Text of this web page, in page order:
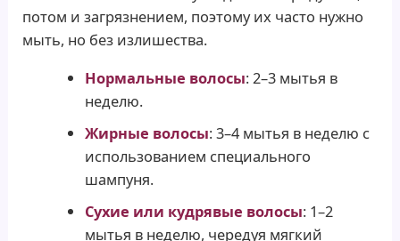
потом и загрязнением, поэтому их часто нужно
мыть, но без излишества.
Нормальные волосы: 2–3 мытья в
неделю.
Жирные волосы: 3–4 мытья в неделю с
использованием специального
шампуня.
Сухие или кудрявые волосы: 1–2
мытья в неделю, чередуя мягкий